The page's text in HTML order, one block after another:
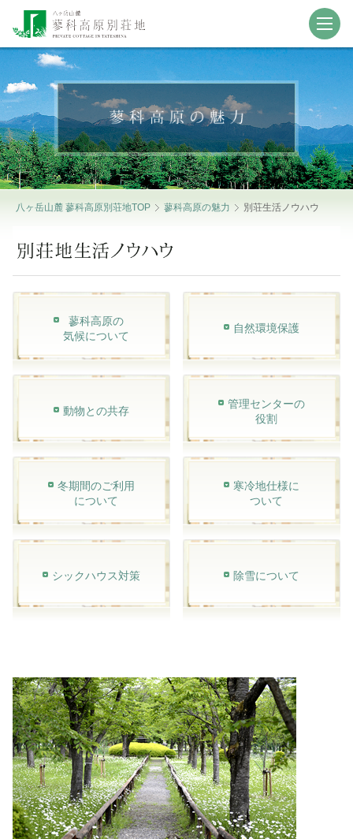
【北八ヶ岳・蓼科の別荘地探し、土地・別荘
八ヶ岳山麓 蓼科高原別荘地TOP 蓼科高原の魅力 別荘生活ノウハウ
蓼科高原の
気候について
自然環境保護
動物との共存
管理センターの
役割
冬期間のご利用
について
寒冷地仕様に
ついて
シックハウス対策 除雪について